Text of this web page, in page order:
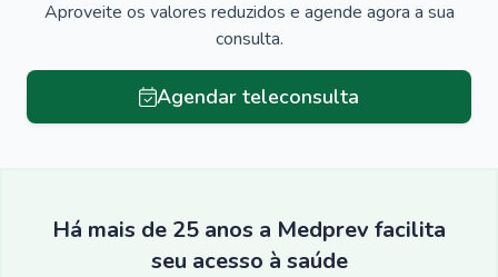
Aproveite os valores reduzidos e agende agora a sua
consulta.
Agendar teleconsulta
Há mais de 25 anos a Medprev facilita
seu acesso à saúde